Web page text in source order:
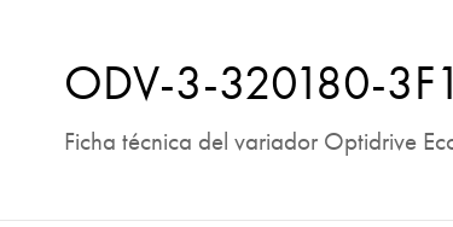
ODV-3-320180-
Ficha técnica del variador Optidrive